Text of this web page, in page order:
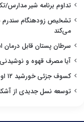
تداوم برنامه شیر مدارس/
تشخیص زودهنگام سندرم
می‌کند
سرطان پستان قابل
آیا مصرف قهوه و
کسوف جزئی خورشید ۱۲ اوت رخ می‌دهد
توسعه نسل جدیدی از